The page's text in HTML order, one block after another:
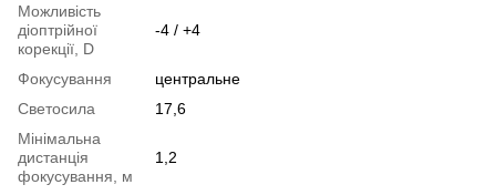
Можливість
діоптрійної
корекції, D
-4 / +4
Фокусування
центральне
Светосила
17,6
Мінімальна
дистанція
фокусування, м
1,2